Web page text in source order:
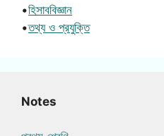
•হিসাববিজ্ঞান
•তথ্য ও প্রযুক্তি
Notes